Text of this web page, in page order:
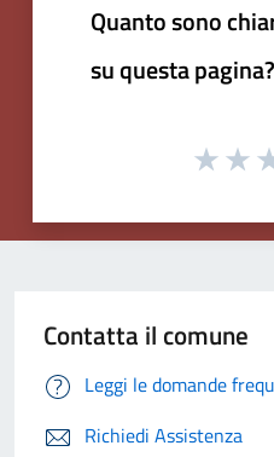
Quanto sono
su questa pagina?
Contatta il comune
Leggi le domande
Richiedi Assistenza